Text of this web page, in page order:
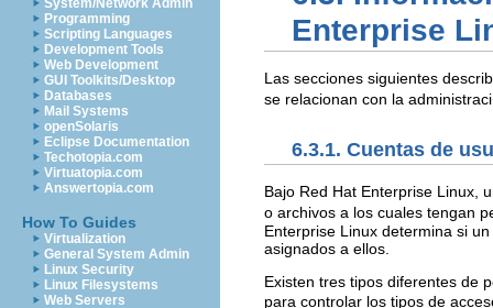
System/Network Admin
Programming
Scripting Languages
Development Tools
Web Development
GUI Toolkits/Desktop
Databases
Mail Systems
openSolaris
Eclipse Documentation
Techotopia.com
Virtuatopia.com
Answertopia.com
How To Guides
Virtualization
General System Admin
Linux Security
Linux Filesystems
Web Servers
Enterprise
Las secciones siguientes
se relacionan con la
6.3.1. Cuentas de
Bajo Red Hat Enterprise Linux,
o archivos a los cuales tengan
Enterprise Linux determina si
asignados a ellos.
Existen tres tipos diferentes de
para controlar los tipos de